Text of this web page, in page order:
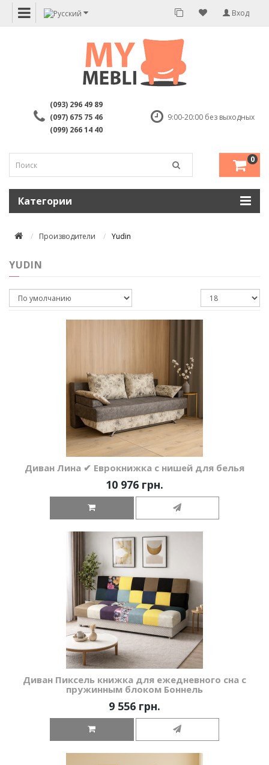
Вход
(093) 296 49 89
(097) 675 75 46
(099) 266 14 40
9:00-20:00 без выходных
0
Категории
Производители Yudin
YUDIN
Диван Лина ✔ Еврокнижка с нишей для белья
10 976 грн.
Диван Пиксель книжка для ежедневного сна с
пружинным блоком Боннель
9 556 грн.